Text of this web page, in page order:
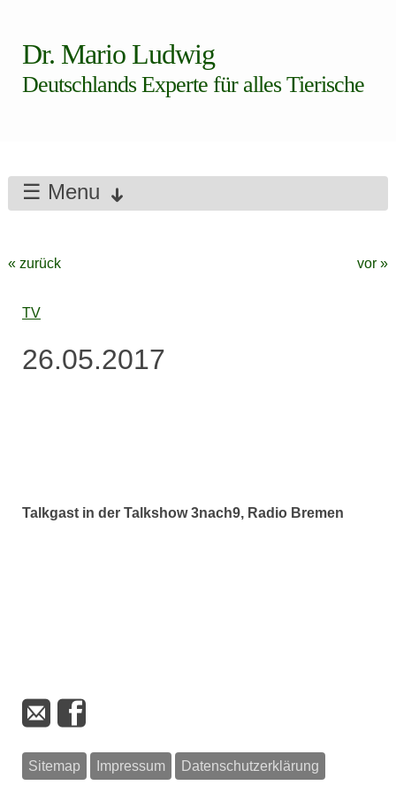
Dr. Mario Ludwig
Deutschlands Experte für alles Tierische
☰ Menu
« zurück vor »
TV
26.05.2017
Talkgast in der Talkshow3nach9, Radio Bremen
Sitemap Impressum Datenschutzerklärung